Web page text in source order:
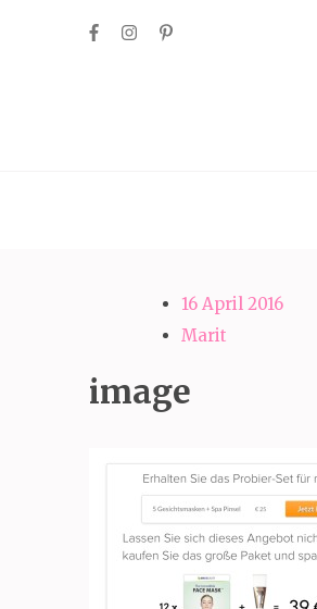
16 April 2016
Marit
image